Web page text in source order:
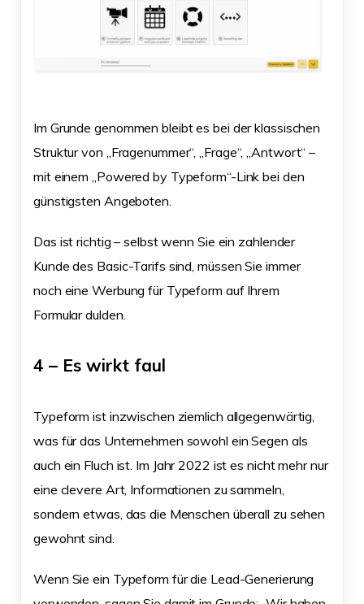
Im Grunde genommen bleibt es bei der klassischen
Struktur von „Fragenummer“, „Frage“, „Antwort“ –
mit einem „Powered by Typeform“-Link bei den
günstigsten Angeboten.
Das ist richtig – selbst wenn Sie ein zahlender
Kunde des Basic-Tarifs sind, müssen Sie immer
noch eine Werbung für Typeform auf Ihrem
Formular dulden.
4 – Es wirkt faul
Typeform ist inzwischen ziemlich allgegenwärtig,
was für das Unternehmen sowohl ein Segen als
auch ein Fluch ist. Im Jahr 2022 ist es nicht mehr nur
eine clevere Art, Informationen zu sammeln,
sondern etwas, das die Menschen überall zu sehen
gewohnt sind.
Wenn Sie ein Typeform für die Lead-Generierung